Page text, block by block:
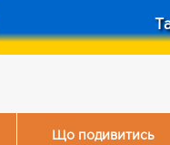
Що подивитись